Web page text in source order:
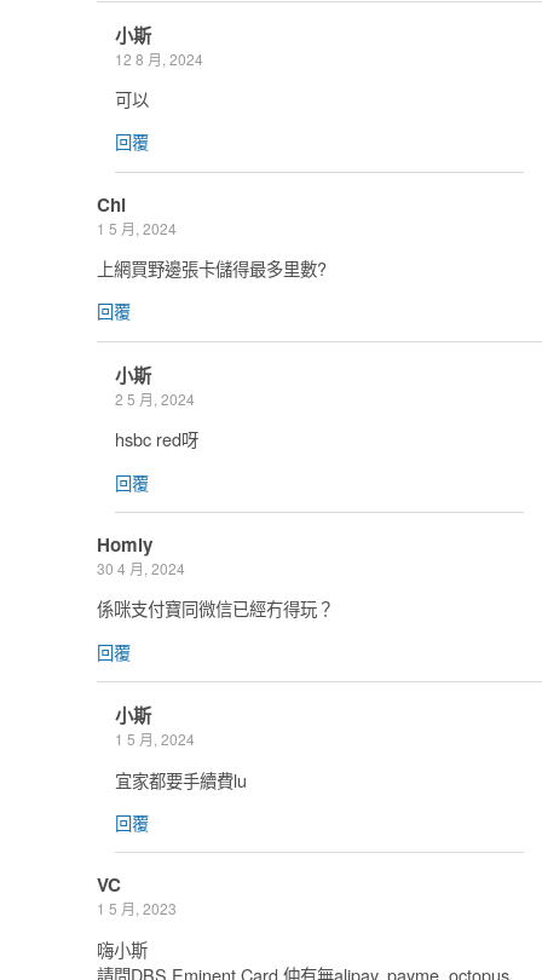
小斯
12 8 月, 2024
可以
回覆
Chi
1 5 月, 2024
上網買野邊張卡儲得最多里數?
回覆
小斯
2 5 月, 2024
hsbc red呀
回覆
Homly
30 4 月, 2024
係咪支付寶同微信已經冇得玩？
回覆
小斯
1 5 月, 2024
宜家都要手續費lu
回覆
VC
1 5 月, 2023
嗨小斯
請問DBS Eminent Card 仲有無alipay, payme, octopus